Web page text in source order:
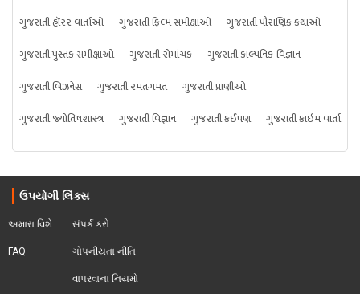
ગુજરાતી હૉરર વાર્તાઓ
ગુજરાતી ફિલ્મ સમીક્ષાઓ
ગુજરાતી પૌરાણિક કથાઓ
ગુજરાતી પુસ્તક સમીક્ષાઓ
ગુજરાતી રોમાંચક
ગુજરાતી કાલ્પનિક-વિજ્ઞાન
ગુજરાતી બિઝનેસ
ગુજરાતી રમતગમત
ગુજરાતી પ્રાણીઓ
ગુજરાતી જ્યોતિષશાસ્ત્ર
ગુજરાતી વિજ્ઞાન ગુજરાતી કંઈપણ ગુજરાતી ક્રાઇમ વાર્તા
ઉપયોગી લિંક્સ
અમારા વિશે
FAQ
સંપર્ક કરો
ગોપનીયતા નીતિ
વાપરવાના નિયમો